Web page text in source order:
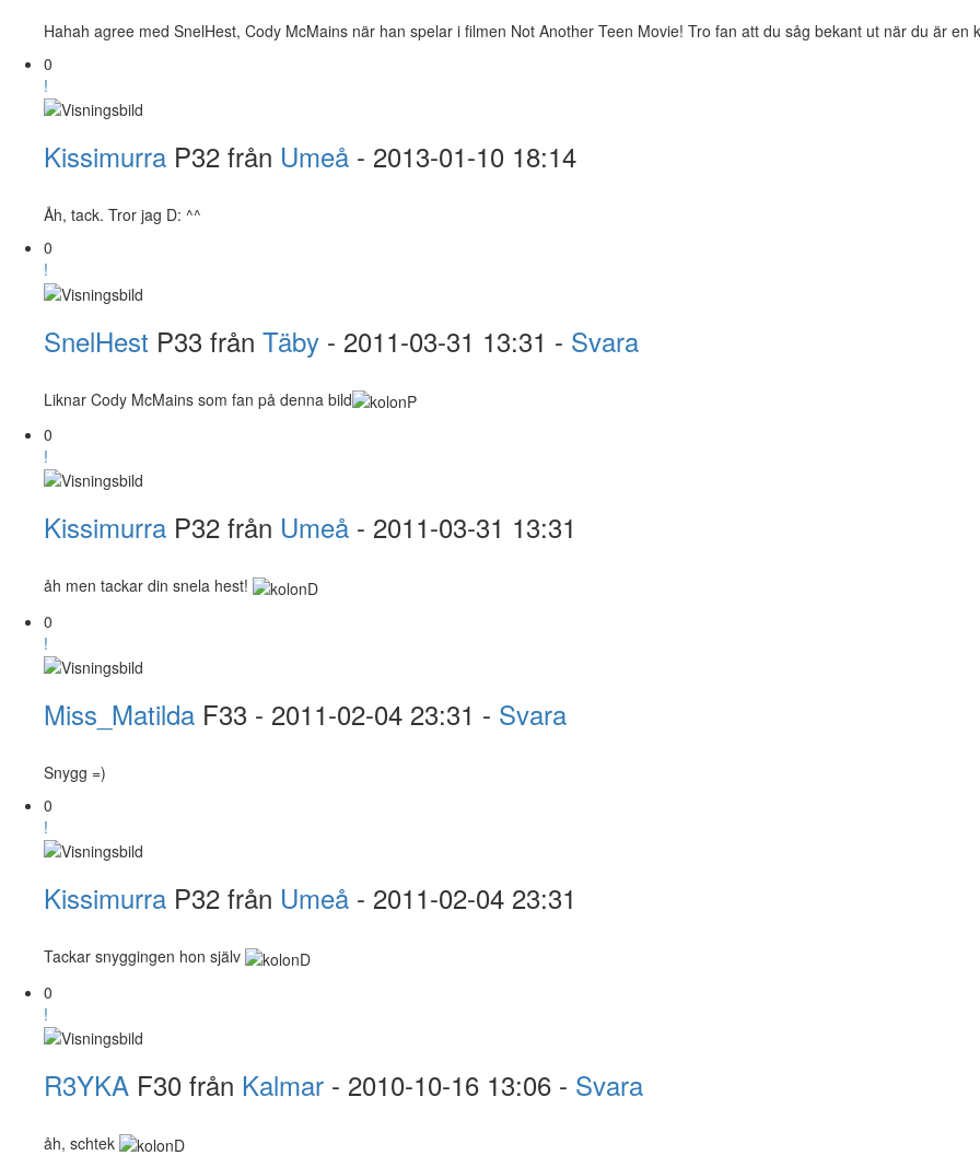
Hahah agree med SnelHest, Cody McMains när han spelar i filmen Not Another Teen Movie! Tro fan att du såg bekant ut när du är en
0
!
Kissimurra P32 från Umeå - 2013-01-10 18:14
Åh, tack. Tror jag D: ^^
0
!
SnelHest P33 från Täby - 2011-03-31 13:31 - Svara
Liknar Cody McMains som fan på denna bild
0
!
Kissimurra P32 från Umeå - 2011-03-31 13:31
åh men tackar din snela hest!
0
!
Miss_Matilda F33 - 2011-02-04 23:31 - Svara
Snygg =)
0
!
Kissimurra P32 från Umeå - 2011-02-04 23:31
Tackar snyggingen hon själv
0
!
R3YKA F30 från Kalmar - 2010-10-16 13:06 - Svara
åh, schtek